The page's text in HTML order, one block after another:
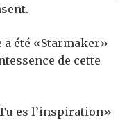
été «Starmaker»
de cette
es l’inspiration»